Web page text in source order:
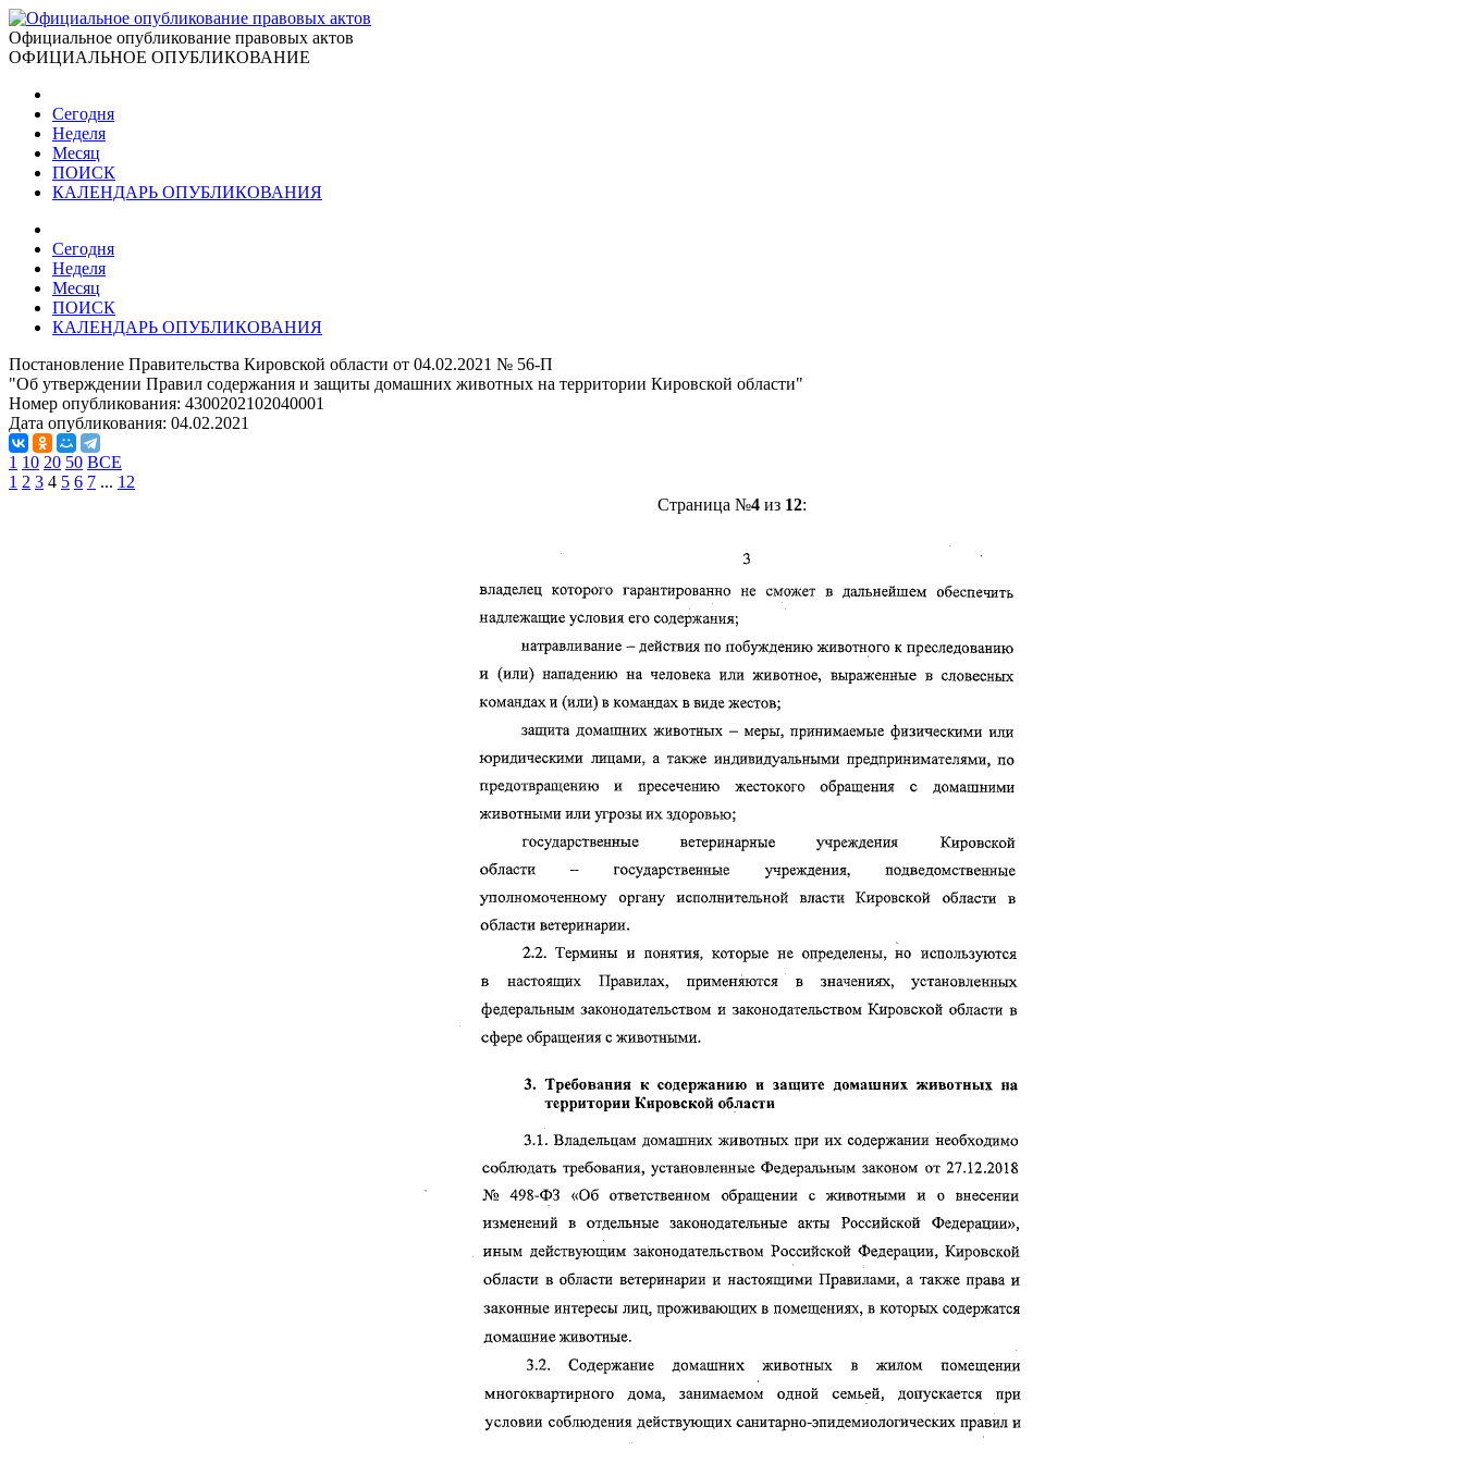
Официальное опубликование правовых актов
ОФИЦИАЛЬНОЕ ОПУБЛИКОВАНИЕ
Сегодня
Неделя
Месяц
ПОИСК
КАЛЕНДАРЬ ОПУБЛИКОВАНИЯ
Сегодня
Неделя
Месяц
ПОИСК
КАЛЕНДАРЬ ОПУБЛИКОВАНИЯ
Постановление Правительства Кировской области от 04.02.2021 № 56-П
"Об утверждении Правил содержания и защиты домашних животных на территории Кировской области"
Номер опубликования: 4300202102040001
Дата опубликования: 04.02.2021
1 10 20 50 ВСЕ
1 2 3 4 5 6 7 ... 12
Страница №4из 12: